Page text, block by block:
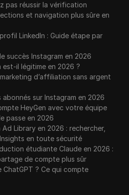
pas réussir la vérification
et navigation plus sûre en
LinkedIn : Guide étape par
succès Instagram en 2026
est-il légitime en 2026 ?
d’affiliation sans argent
abonnés sur Instagram en 2026
HeyGen avec votre équipe
passe en 2026
Library en 2026 : rechercher,
en toute sécurité
étudiante Claude en 2026 :
de compte plus sûr
ChatGPT ? Ce qui compte